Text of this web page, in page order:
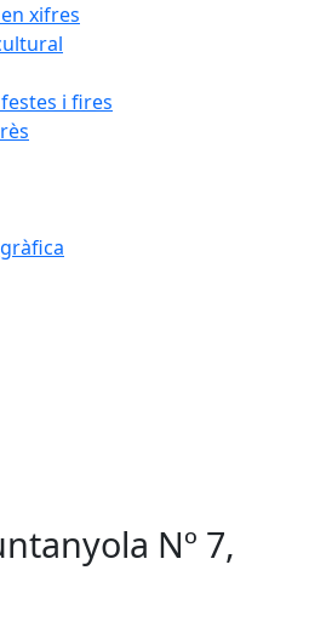
xifres
i fires
Nº 7,